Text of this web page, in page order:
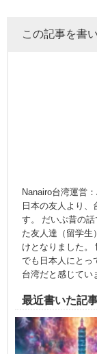
この記事を書
Nanairo台湾運営
日本の友人より、
す。 だいぶ昔の
た友人達（留学生
けとなりました。
でも日本人にとっ
台湾だと感じてい
最近書いた記